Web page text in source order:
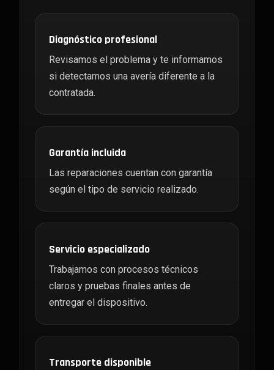
Diagnóstico profesional
Revisamos el problema y te informamos
si detectamos una avería diferente a la
contratada.
Garantía incluida
Las reparaciones cuentan con garantía
según el tipo de servicio realizado.
Servicio especializado
Trabajamos con procesos técnicos
claros y pruebas finales antes de
entregar el dispositivo.
Transporte disponible